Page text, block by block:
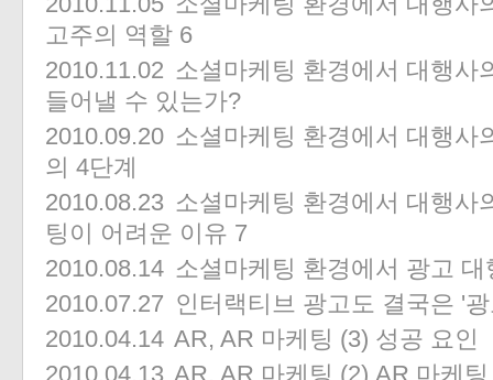
고주의 역할 6
2010.11.02 소셜마케팅 환경에서 대행사
들어낼 수 있는가?
2010.09.20 소셜마케팅 환경에서 대행사
의 4단계
2010.08.23 소셜마케팅 환경에서 대행사
팅이 어려운 이유 7
2010.08.14 소셜마케팅 환경에서 광고
2010.07.27 인터랙티브 광고도 결국은 '
2010.04.14 AR, AR 마케팅 (3) 성공 요인
2010.04.13 AR, AR 마케팅 (2) AR 마케